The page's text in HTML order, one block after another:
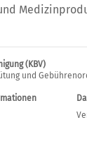
(KBV)
und